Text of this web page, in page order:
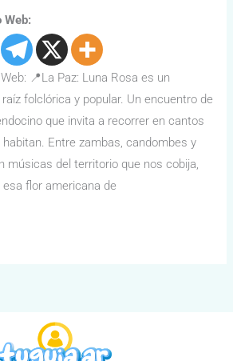
📍La Paz: Luna Rosa es un
folclórica y popular. Un encuentro de
que invita a recorrer en cantos
Entre zambas, candombes y
músicas del territorio que nos cobija,
flor americana de